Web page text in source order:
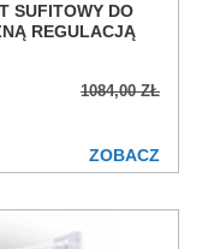
SUFITOWY DO
REGULACJĄ
1084,00 ZŁ
ZOBACZ